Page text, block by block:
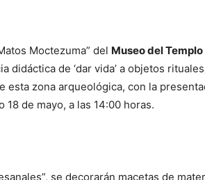
Moctezuma” del Museo del
didáctica de ‘dar vida’ a objetos
esta zona arqueológica, con la
18 de mayo, a las 14:00 horas.
se decorarán macetas de